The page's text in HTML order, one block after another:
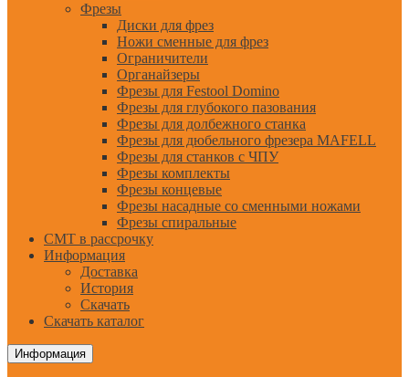
Фрезы
Диски для фрез
Ножи сменные для фрез
Ограничители
Органайзеры
Фрезы для Festool Domino
Фрезы для глубокого пазования
Фрезы для долбежного станка
Фрезы для дюбельного фрезера MAFELL
Фрезы для станков с ЧПУ
Фрезы комплекты
Фрезы концевые
Фрезы насадные со сменными ножами
Фрезы спиральные
CMT в рассрочку
Информация
Доставка
История
Скачать
Скачать каталог
Информация